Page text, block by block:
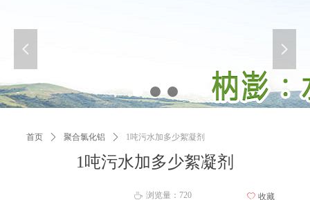
넳 넲
1吨污水加多少絮凝剂
首页 ꄲ 聚合氯化铝 ꄲ 1吨污水加多少絮凝剂
ꄘ 浏览量： 720 ꄀ 收藏